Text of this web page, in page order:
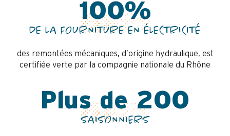
100%
DE LA FOURNITURE EN ÉLECTRICITÉ
des remontées mécaniques, d’origine hydraulique, est
certifiée verte par la compagnie nationale du Rhône
Plus de 200
SAISONNIERS